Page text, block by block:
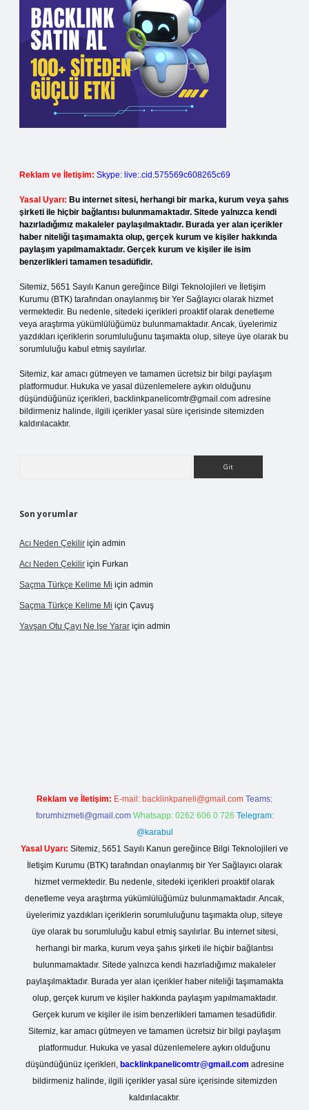
Reklam ve İletişim: Skype: live:.cid.575569c608265c69
Yasal Uyarı: Bu internet sitesi, herhangi bir marka, kurum veya şahıs
şirketi ile hiçbir bağlantısı bulunmamaktadır. Sitede yalnızca kendi
hazırladığımız makaleler paylaşılmaktadır. Burada yer alan içerikler
haber niteliği taşımamakta olup, gerçek kurum ve kişiler hakkında
paylaşım yapılmamaktadır. Gerçek kurum ve kişiler ile isim
benzerlikleri tamamen tesadüfidir.
Sitemiz, 5651 Sayılı Kanun gereğince Bilgi Teknolojileri ve İletişim
Kurumu (BTK) tarafından onaylanmış bir Yer Sağlayıcı olarak hizmet
vermektedir. Bu nedenle, sitedeki içerikleri proaktif olarak denetleme
veya araştırma yükümlülüğümüz bulunmamaktadır. Ancak, üyelerimiz
yazdıkları içeriklerin sorumluluğunu taşımakta olup, siteye üye olarak bu
sorumluluğu kabul etmiş sayılırlar.
Sitemiz, kar amacı gütmeyen ve tamamen ücretsiz bir bilgi paylaşım
platformudur. Hukuka ve yasal düzenlemelere aykırı olduğunu
düşündüğünüz içerikleri, backlinkpanelicomtr@gmail.com adresine
bildirmeniz halinde, ilgili içerikler yasal süre içerisinde sitemizden
kaldırılacaktır.
Son yorumlar
Acı Neden Çekilir için admin
Acı Neden Çekilir için Furkan
Saçma Türkçe Kelime Mi için admin
Saçma Türkçe Kelime Mi için Çavuş
Yavşan Otu Çayı Ne Işe Yarar için admin
Reklam ve İletişim: E-mail: backlinkpaneli@gmail.com Teams:
forumhizmeti@gmail.com Whatsapp: 0262 606 0 726 Telegram:
@karabul
Yasal Uyarı: Sitemiz, 5651 Sayılı Kanun gereğince Bilgi Teknolojileri ve
İletişim Kurumu (BTK) tarafından onaylanmış bir Yer Sağlayıcı olarak
hizmet vermektedir. Bu nedenle, sitedeki içerikleri proaktif olarak
denetleme veya araştırma yükümlülüğümüz bulunmamaktadır. Ancak,
üyelerimiz yazdıkları içeriklerin sorumluluğunu taşımakta olup, siteye
üye olarak bu sorumluluğu kabul etmiş sayılırlar. Bu internet sitesi,
herhangi bir marka, kurum veya şahıs şirketi ile hiçbir bağlantısı
bulunmamaktadır. Sitede yalnızca kendi hazırladığımız makaleler
paylaşılmaktadır. Burada yer alan içerikler haber niteliği taşımamakta
olup, gerçek kurum ve kişiler hakkında paylaşım yapılmamaktadır.
Gerçek kurum ve kişiler ile isim benzerlikleri tamamen tesadüfidir.
Sitemiz, kar amacı gütmeyen ve tamamen ücretsiz bir bilgi paylaşım
platformudur. Hukuka ve yasal düzenlemelere aykırı olduğunu
düşündüğünüz içerikleri, backlinkpanelicomtr@gmail.com adresine
bildirmeniz halinde, ilgili içerikler yasal süre içerisinde sitemizden
kaldırılacaktır.